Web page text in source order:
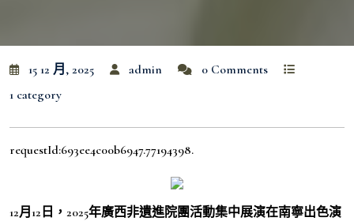
15 12 月, 2025 admin
0 Comments
1 category
requestId:693ee4c00b6947.77194398.
12月12日，2025年廣西非遺進院團活動集中展演在南寧出色演